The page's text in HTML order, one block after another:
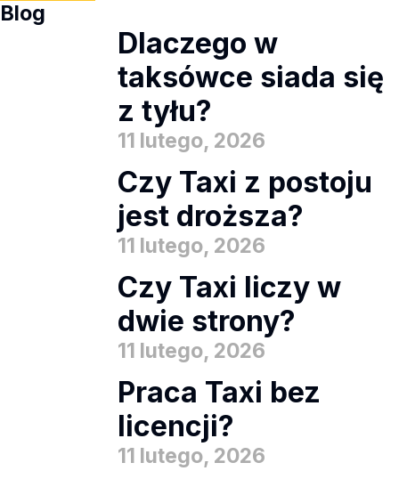
Blog
Dlaczego w
taksówce siada się
z tyłu?
11 lutego, 2026
Czy Taxi z postoju
jest droższa?
11 lutego, 2026
Czy Taxi liczy w
dwie strony?
11 lutego, 2026
Praca Taxi bez
licencji?
11 lutego, 2026